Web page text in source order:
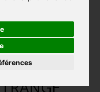
ARTIST'S SERIES WITH
DE MR JACK / FIGURINE